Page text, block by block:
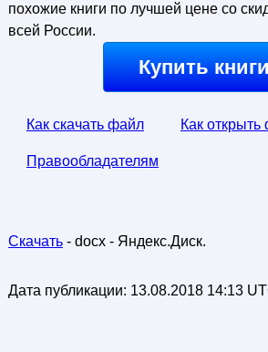
похожие книги по лучшей цене со
всей России.
Купить
Как скачать файл Как
Правообладателям
Скачать- docx - Яндекс.Диск.
Дата публикации: 13.08.2018 14:13